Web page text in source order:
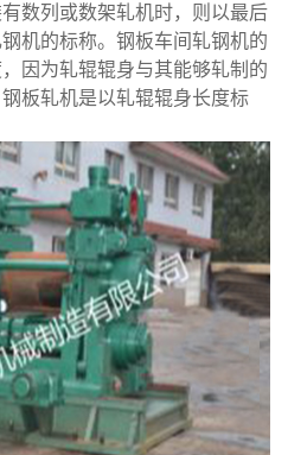
数列或数架轧机时，则以最后
机的标称。钢板车间轧钢机的
因为轧辊辊身与其能够轧制的
板轧机是以轧辊辊身长度标